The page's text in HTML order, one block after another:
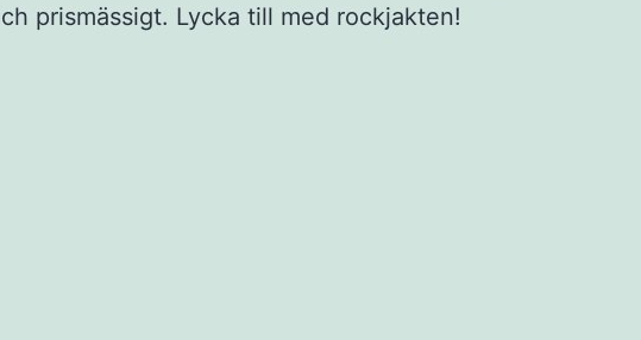
prismässigt. Lycka till med rockjakten!